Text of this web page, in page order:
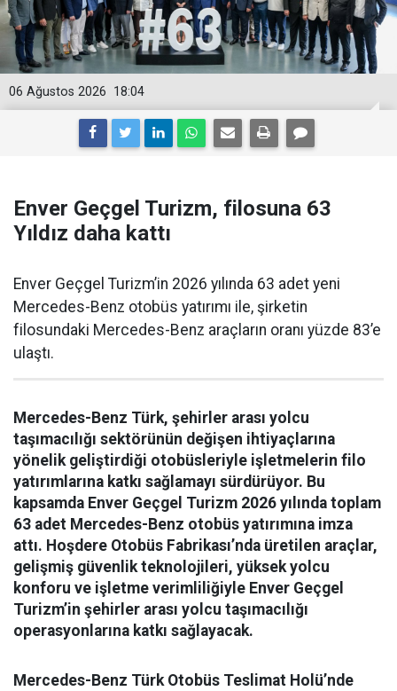
18:04
06 Ağustos 2026
Enver Geçgel Turizm, filosuna 63
Yıldız daha kattı
Enver Geçgel Turizm’in 2026 yılında 63 adet yeni
Mercedes-Benz otobüs yatırımı ile, şirketin
filosundaki Mercedes-Benz araçların oranı yüzde 83’e
ulaştı.
Mercedes-Benz Türk, şehirler arası yolcu
taşımacılığı sektörünün değişen ihtiyaçlarına
yönelik geliştirdiği otobüsleriyle işletmelerin filo
yatırımlarına katkı sağlamayı sürdürüyor. Bu
kapsamda Enver Geçgel Turizm 2026 yılında toplam
63 adet Mercedes-Benz otobüs yatırımına imza
attı. Hoşdere Otobüs Fabrikası’nda üretilen araçlar,
gelişmiş güvenlik teknolojileri, yüksek yolcu
konforu ve işletme verimliliğiyle Enver Geçgel
Turizm’in şehirler arası yolcu taşımacılığı
operasyonlarına katkı sağlayacak.
Mercedes-Benz Türk Otobüs Teslimat Holü’nde